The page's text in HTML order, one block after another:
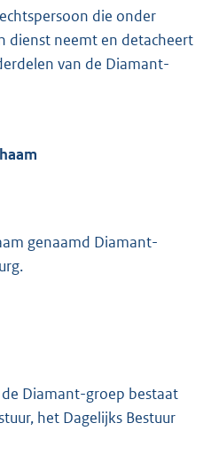
die onder
dienst neemt en detacheert
van de Diamant-
genaamd Diamant-
Diamant-groep bestaat
het Dagelijks Bestuur